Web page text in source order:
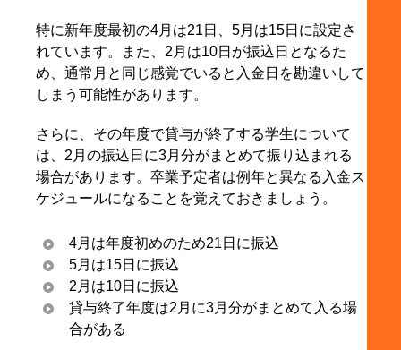
特に新年度最初の4月は21日、5月は15日に設定さ
れています。また、2月は10日が振込日となるた
め、通常月と同じ感覚でいると入金日を勘違いして
しまう可能性があります。
さらに、その年度で貸与が終了する学生について
は、2月の振込日に3月分がまとめて振り込まれる
場合があります。卒業予定者は例年と異なる入金ス
ケジュールになることを覚えておきましょう。
4月は年度初めのため21日に振込
5月は15日に振込
2月は10日に振込
貸与終了年度は2月に3月分がまとめて入る場
合がある